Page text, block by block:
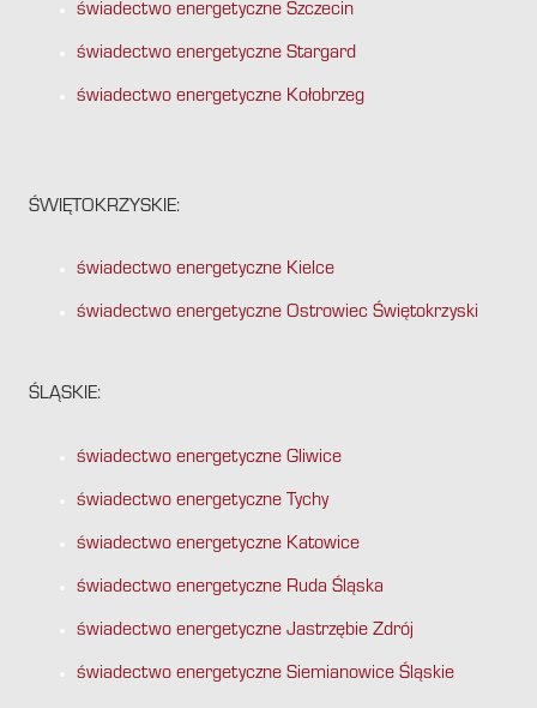
świadectwo energetyczne Szczecin
świadectwo energetyczne Stargard
świadectwo energetyczne Kołobrzeg
ŚWIĘTOKRZYSKIE:
świadectwo energetyczne Kielce
świadectwo energetyczne Ostrowiec Świętokrzyski
ŚLĄSKIE:
świadectwo energetyczne Gliwice
świadectwo energetyczne Tychy
świadectwo energetyczne Katowice
świadectwo energetyczne Ruda Śląska
świadectwo energetyczne Jastrzębie Zdrój
świadectwo energetyczne Siemianowice Śląskie